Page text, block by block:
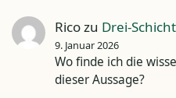
Ricozu Drei-
9. Januar 2026
Wo finde ich die
dieser Aussage?